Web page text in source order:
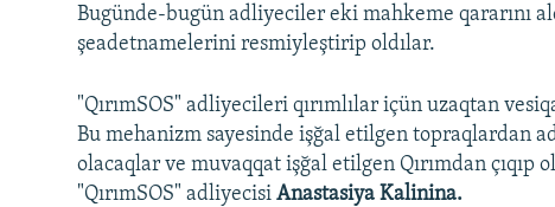
Bugünde-bugün adliyeciler eki mahkeme qararını
şeadetnamelerini resmiyleştirip oldılar.
"QırımSOS" adliyecileri qırımlılar içün uzaqtan
Bu mehanizm sayesinde işğal etilgen topraqlardan
olacaqlar ve muvaqqat işğal etilgen Qırımdan çıqıp
"QırımSOS" adliyecisiAnastasiya Kalinina.